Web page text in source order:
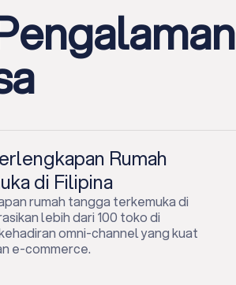
Rumah
di Filipina
rumah tangga terkemuka di
lebih dari 100 toko di
omni-channel yang kuat
e-commerce.